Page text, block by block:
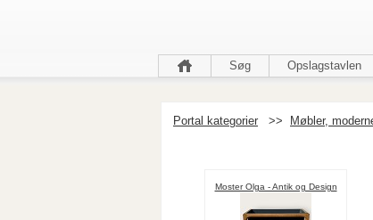
Søg Opslagstavlen
Portal kategorier >> Møbler,
Moster Olga - Antik og Design